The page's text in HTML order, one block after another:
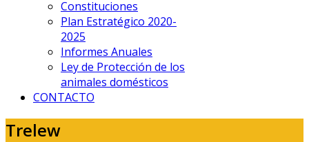
Constituciones
Plan Estratégico 2020-
2025
Informes Anuales
Ley de Protección de los
animales domésticos
CONTACTO
Trelew